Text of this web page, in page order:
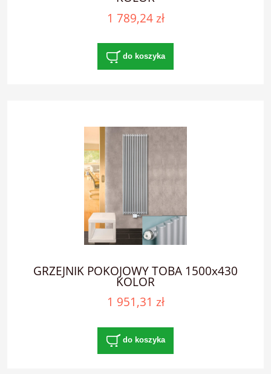
1 789,24 zł
do koszyka
GRZEJNIK POKOJOWY TOBA 1500x430
KOLOR
1 951,31 zł
do koszyka